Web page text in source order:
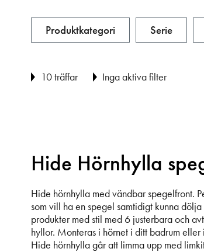
Produktkategori Serie
10 träffar Inga aktiva filter
Hide Hörnhylla
Hide hörnhylla med vändbar spegelfront.
som vill ha en spegel samtidigt kunna
produkter med stil med 6 justerbara och
hyllor. Monteras i hörnet i ditt badrum eller
Hide hörnhylla går att limma upp med